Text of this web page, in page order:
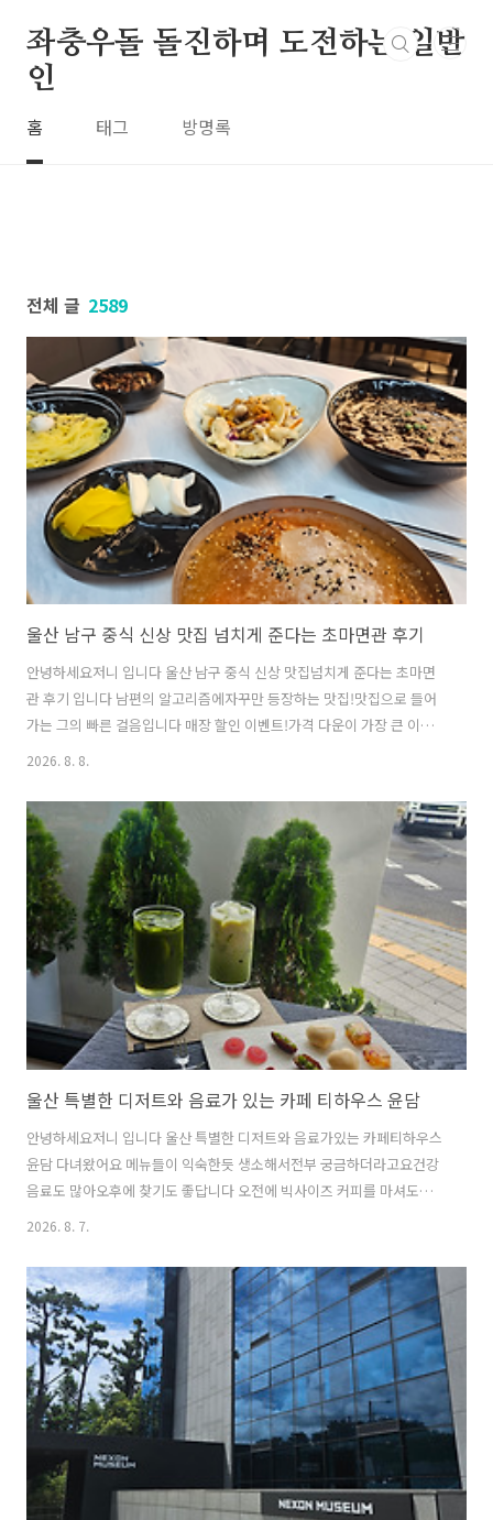
좌충우돌 돌진하며 도전하는 일반
인
홈 태그 방명록
전체 글 2589
울산 남구 중식 신상 맛집 넘치게 준다는 초마면관 후기
안녕하세요저니 입니다 울산 남구 중식 신상 맛집넘치게 준다는 초마면
관 후기 입니다 남편의 알고리즘에자꾸만 등장하는 맛집!맛집으로 들어
가는 그의 빠른 걸음입니다 매장 할인 이벤트!가격 다운이 가장 큰 이벤
트! 중화 두루치기 덮밥도엄청 맛있어 보이네요 매운거 좋아하시는분들
수증 리뷰이벤트도하고 있어요 내부 입니다저희는 식사시간대가 아니라
손님이 북적이지는 않더라고요넓고순환이 빨라서서서 기다리지 않아도
되지 않을까?라는 생각을 해봤어요 초마면관 메뉴판 초마면의 어원 및
유래는넉넉함 입니다넘을 초양 마초마 - 기준을 넘는다 이날의 픽옛날짜
장면간짜장탕수육냉짬뽕등장!!! 저는 냉짬뽕 먹었는데정말 시원~하고맵
지 않으면서도 매운맛이 살짤 있어개운..
2026. 8. 8.
울산 특별한 디저트와 음료가 있는 카페 티하우스 윤담
안녕하세요저니 입니다 울산 특별한 디저트와 음료가있는 카페티하우스
윤담 다녀왔어요 메뉴들이 익숙한듯 생소해서전부 궁금하더라고요건강
음료도 많아오후에 찾기도 좋답니다 오전에 빅사이즈 커피를 마셔도부
담 없는 음료들이 많았어요 윤담 대표 디저트는윤담 세트 입니다 아무날
자 오기도 좋고함께 오기도 좋아요 룸도 마련되어 있답니다 울산 이색 카
페티하우스 윤담차를 잘 몰라도편안한 분위기에서 차를 즐길 수 있어요
사장님이 메뉴에 대해서친절하게 설명해주시더라고요 주문하고 앉아있
으면자리에 가져다 주시는데비주얼에깜놀!!! 더워서시원한 말차가 포함
된 음료 두잔!진하고 풍미있는 맛이다르긴 다르더라고요 윤담세트 입니
다하나하나음미하며 먹게되는 맛재료 고유의..
2026. 8. 7.